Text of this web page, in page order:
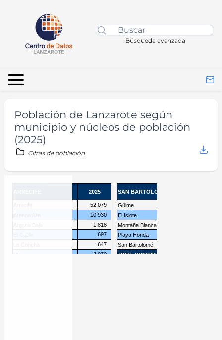
Búsqueda avanzada
Población de Lanzarote según
municipio y núcleos de población
(2025)
Cifras de población